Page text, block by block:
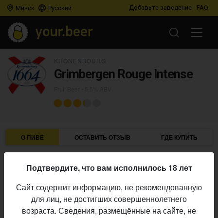
Минск Русский Добавьте заведение FAQ
Grimbergen Rouge Intense
О ПИВЕ ОСТАВИТЬ ОТЗЫВ ГДЕ КУПИТЬ
Пивоварня:
Алкоголь:
5,5%
Начало
выпуска:
22.06.2022
Подтвердите, что вам исполнилось 18 лет
Сайт содержит информацию, не рекомендованную
для лиц, не достигших совершеннолетнего
возраста. Сведения, размещённые на сайте, не